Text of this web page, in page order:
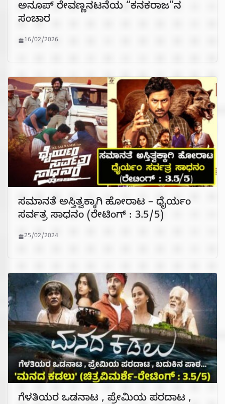
ಅನೂಪ್ ರೇವಣ್ಣನಟನೆಯ “ಕನಕರಾಜ”ನ
ಸಂಚಾರ
16/02/2026
ಸಮಾನತೆ ಅಸ್ತಿತ್ವಕ್ಕಾಗಿ ಹೋರಾಟ – ಧೈರ್ಯಂ
ಸರ್ವತ್ರ ಸಾಧನಂ (ರೇಟಿಂಗ್ : 3.5/5)
25/02/2024
ಗೆಳತಿಯರ ಒಡನಾಟ , ಪ್ರೇಮಿಯ ಪರದಾಟ ,